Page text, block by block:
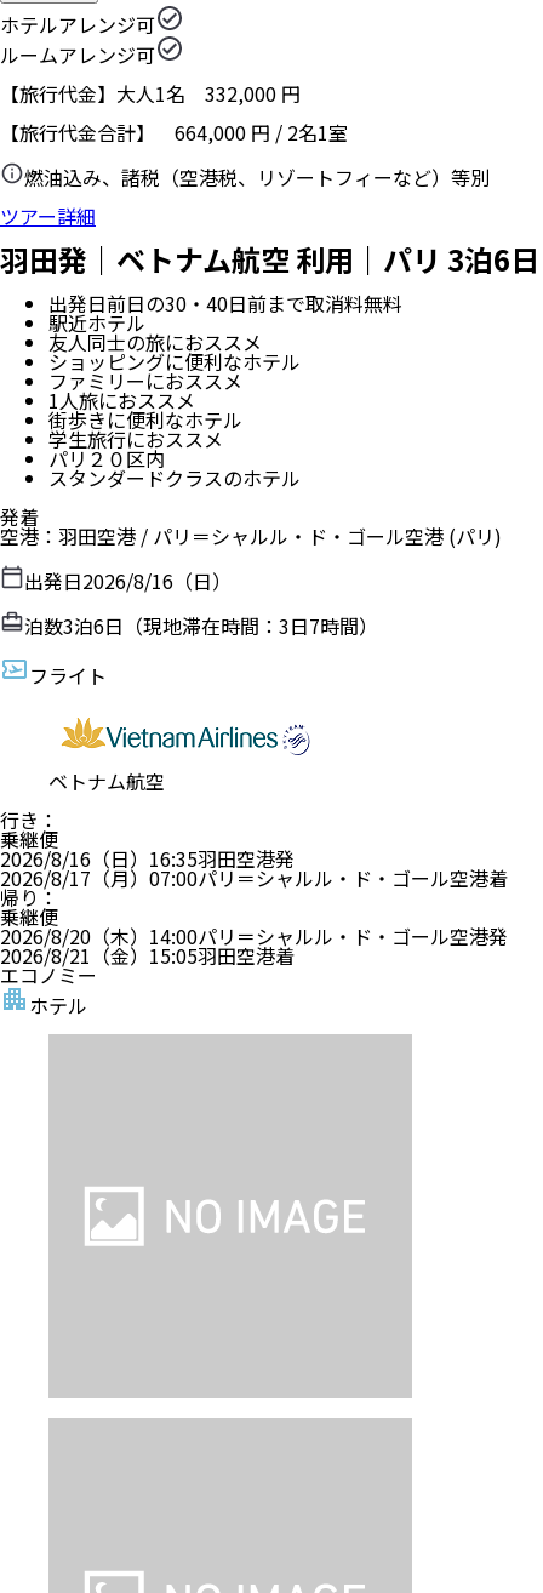
ホテルアレンジ可
ルームアレンジ可
【旅行代金】大人1名 332,000 円
【旅行代金合計】 664,000 円 / 2名1室
燃油込み、諸税（空港税、リゾートフィーなど）等別
ツアー詳細
羽田発｜ベトナム航空 利用｜パリ 3泊6日
出発日前日の30・40日前まで取消料無料
駅近ホテル
友人同士の旅におススメ
ショッピングに便利なホテル
ファミリーにおススメ
1人旅におススメ
街歩きに便利なホテル
学生旅行におススメ
パリ２０区内
スタンダードクラスのホテル
発着
空港 ： 羽田空港 / パリ＝シャルル・ド・ゴール空港 (パリ)
出発日2026/8/16（日）
泊数3泊6日（現地滞在時間： 3日7時間）
フライト
ベトナム航空
行き ：
乗継便
2026/8/16（日） 16:35羽田空港発
2026/8/17（月） 07:00パリ＝シャルル・ド・ゴール空港着
帰り ：
乗継便
2026/8/20（木） 14:00パリ＝シャルル・ド・ゴール空港発
2026/8/21（金） 15:05羽田空港着
エコノミー
ホテル